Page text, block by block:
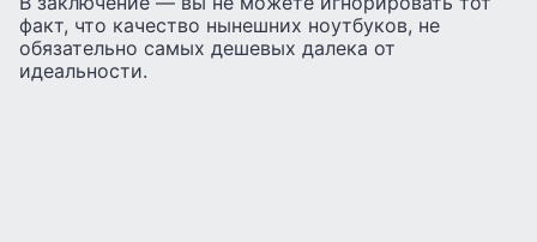
факт, что качество нынешних ноутбуков, не
обязательно самых дешевых далека от
идеальности.